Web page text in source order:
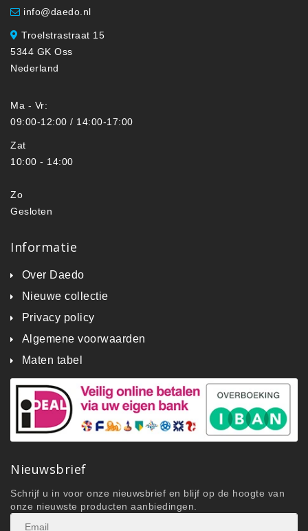
info@daedo.nl
Troelstrastraat 15
5344 GK Oss
Nederland
Ma - Vr:
09:00-12:00 / 14:00-17:00
Zat
10:00 - 14:00
Zo
Gesloten
Informatie
Over Daedo
Nieuwe collectie
Privacy policy
Algemene voorwaarden
Maten tabel
Nieuwsbrief
Schrijf u in voor onze nieuwsbrief en blijf op de hoogte van
onze nieuwste producten aanbiedingen.